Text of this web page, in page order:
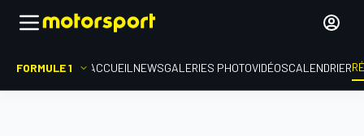
FORMULE 1 ACCUEIL NEWSGALERIES PHOTOVIDÉOSCALENDRIER